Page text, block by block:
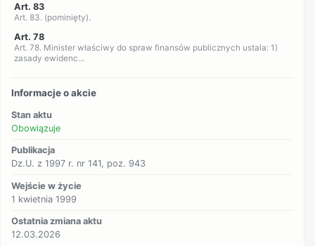
Art. 83
Art. 83. (pominięty).
Art. 78
Art. 78. Minister właściwy do spraw finansów publicznych ustala: 1)
zasady ewidenc...
Informacje o akcie
Stan aktu
Obowiązuje
Publikacja
Dz.U. z 1997 r. nr 141, poz. 943
Wejście w życie
1 kwietnia 1999
Ostatnia zmiana aktu
12.03.2026